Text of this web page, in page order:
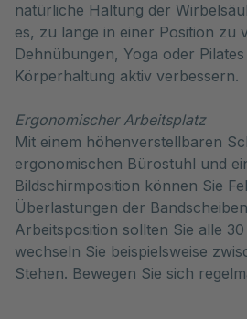
natürliche Haltung der
es, zu lange in einer Position zu
Dehnübungen, Yoga oder
Körperhaltung aktiv verbessern.
Ergonomischer Arbeitsplatz
Mit einem höhenverstellbaren
ergonomischen Bürostuhl und
Bildschirmposition können Sie
Überlastungen der
Arbeitsposition sollten Sie alle
wechseln Sie beispielsweise
Stehen. Bewegen Sie sich